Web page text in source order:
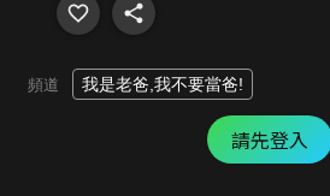
頻道 我是老爸,我不要當爸!
請先登入